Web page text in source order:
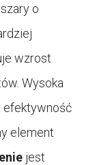
o
wzrost
Wysoka
efektywność
element
jest